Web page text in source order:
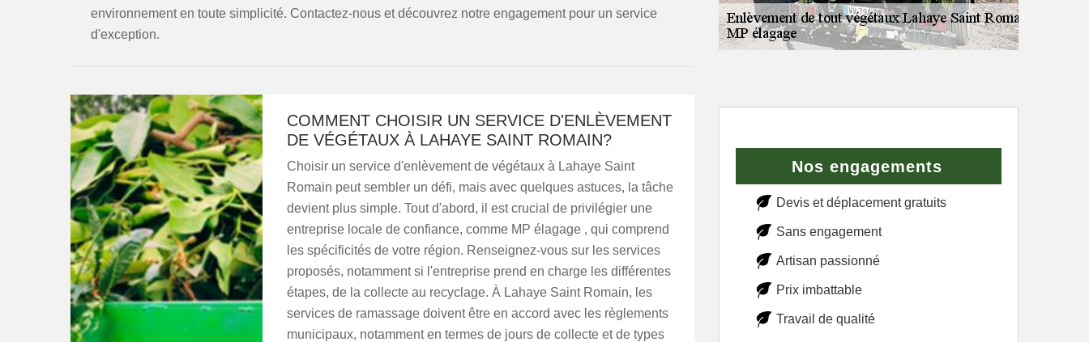
environnement en toute simplicité. Contactez-nous et découvrez notre engagement pour un service
d'exception.
COMMENT CHOISIR UN SERVICE D'ENLÈVEMENT
DE VÉGÉTAUX À LAHAYE SAINT ROMAIN?
Choisir un service d'enlèvement de végétaux à Lahaye Saint
Romain peut sembler un défi, mais avec quelques astuces, la tâche
devient plus simple. Tout d'abord, il est crucial de privilégier une
entreprise locale de confiance, comme MP élagage , qui comprend
les spécificités de votre région. Renseignez-vous sur les services
proposés, notamment si l'entreprise prend en charge les différentes
étapes, de la collecte au recyclage. À Lahaye Saint Romain, les
services de ramassage doivent être en accord avec les règlements
municipaux, notamment en termes de jours de collecte et de types
Nos engagements
Devis et déplacement gratuits
Sans engagement
Artisan passionné
Prix imbattable
Travail de qualité